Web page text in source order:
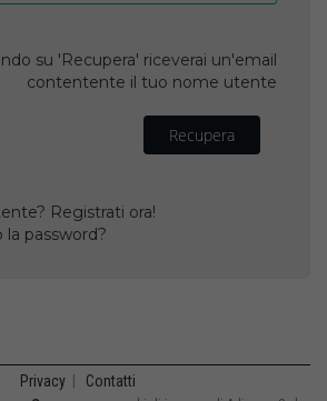
su 'Recupera' riceverai un'email
contentente il tuo nome utente
Recupera
Registrati ora!
password?
Privacy Contatti